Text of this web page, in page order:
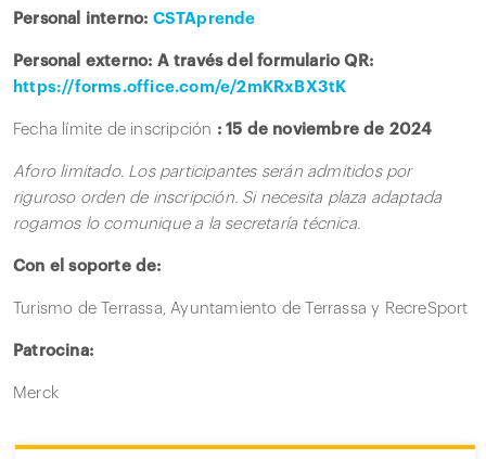
Personal interno: CSTAprende
Personal externo: A través del formulario QR:
https://forms.office.com/e/2mKRxBX3tK
Fecha límite de inscripción : 15 de noviembre de 2024
Aforo limitado. Los participantes serán admitidos por
riguroso orden de inscripción. Si necesita plaza adaptada
rogamos lo comunique a la secretaría técnica.
Con el soporte de:
Turismo de Terrassa, Ayuntamiento de Terrassa y RecreSport
Patrocina:
Merck